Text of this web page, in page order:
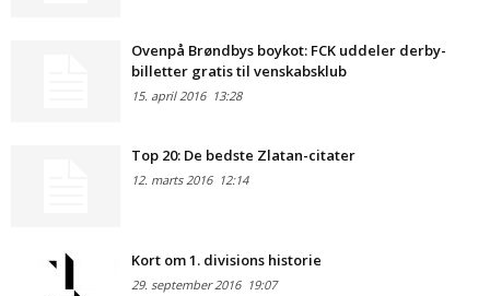
Ovenpå Brøndbys boykot: FCK uddeler derby-
billetter gratis til venskabsklub
15. april 201613:28
Top 20: De bedste Zlatan-citater
12. marts 201612:14
Kort om 1. divisions historie
29. september 201619:07